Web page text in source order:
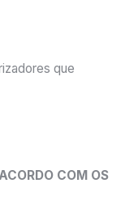
que
COM OS